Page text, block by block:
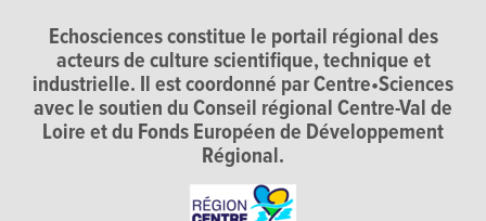
Echosciences constitue le portail régional des
acteurs de culture scientifique, technique et
industrielle. Il est coordonné par Centre•Sciences
avec le soutien du Conseil régional Centre-Val de
Loire et du Fonds Européen de Développement
Régional.